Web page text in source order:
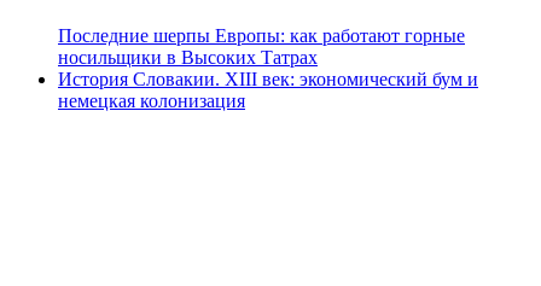
Последние шерпы Европы: как работают горные
носильщики в Высоких Татрах
История Словакии. XIII век: экономический бум и
немецкая колонизация